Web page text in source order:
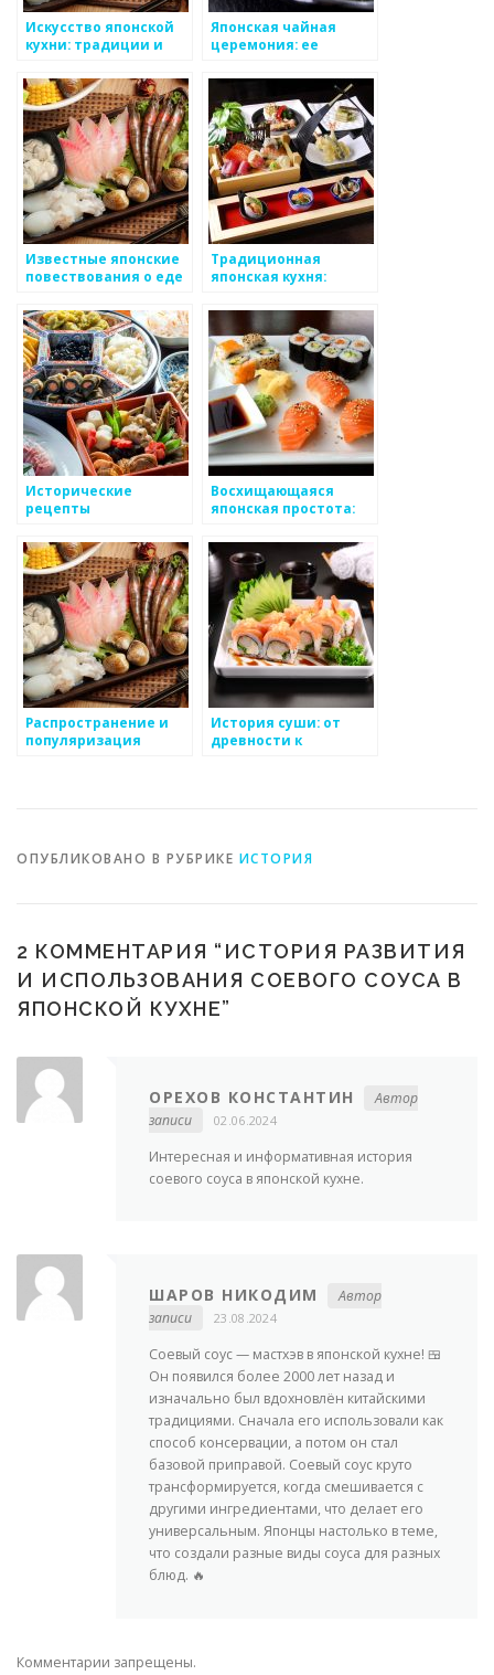
Искусство японской
кухни: традиции и
Японская чайная
церемония: ее
Известные японские
повествования о еде
Традиционная
японская кухня:
популярные блюда
Исторические
рецепты
японских блюд
Восхищающаяся
японская простота:
гармония в
традиционной
японской кухне
Распространение и
популяризация
История суши: от
древности к
ОПУБЛИКОВАНО В РУБРИКЕ ИСТОРИЯ
2 КОММЕНТАРИЯ “ ИСТОРИЯ РАЗВИТИЯ
И ИСПОЛЬЗОВАНИЯ СОЕВОГО СОУСА В
ЯПОНСКОЙ КУХНЕ”
ОРЕХОВ КОНСТАНТИН
Автор
записи
02.06.2024
Интересная и информативная история
соевого соуса в японской кухне.
ШАРОВ НИКОДИМ
Автор
записи
23.08.2024
Соевый соус — мастхэв в японской кухне! 🍱
Он появился более 2000 лет назад и
изначально был вдохновлён китайскими
традициями. Сначала его использовали как
способ консервации, а потом он стал
базовой приправой. Соевый соус круто
трансформируется, когда смешивается с
другими ингредиентами, что делает его
универсальным. Японцы настолько в теме,
что создали разные виды соуса для разных
блюд. 🔥
Комментарии запрещены.